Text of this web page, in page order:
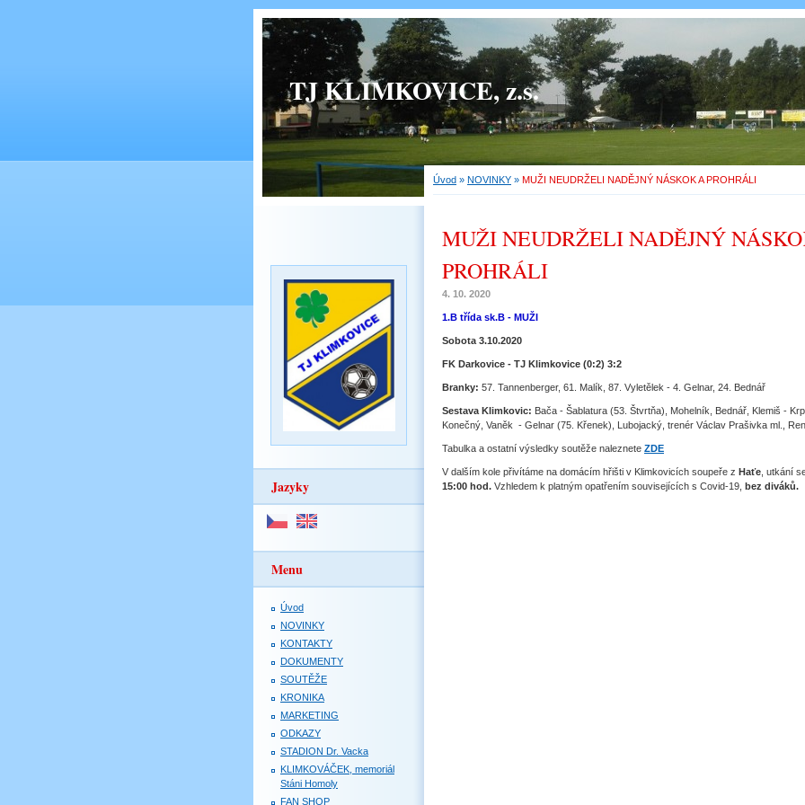
TJ KLIMKOVICE, z.s.
Úvod » NOVINKY » MUŽI NEUDRŽELI NADĚJNÝ NÁSKOK A PROHRÁLI
MUŽI NEUDRŽELI NADĚJNÝ
PROHRÁLI
4. 10. 2020
1.B třída sk.B - MUŽI
Sobota 3.10.2020
FK Darkovice - TJ Klimkovice (0:2) 3:2
Branky: 57. Tannenberger, 61. Malík, 87. Vyletělek - 4. Gelnar, 24. Bednář
Sestava Klimkovic: Bača - Šablatura (53. Štvrtňa), Mohelník, Bednář, Klemiš -
Konečný, Vaněk - Gelnar (75. Křenek), Lubojacký, trenér Václav Prašivka ml.,
Tabulka a ostatní výsledky soutěže naleznete ZDE
V dalším kole přivítáme na domácím hřišti v Klimkovicích soupeře z Haťe , utkání
15:00 hod. Vzhledem k platným opatřením souvisejících s Covid-19, bez diváků.
Jazyky
Menu
Úvod
NOVINKY
KONTAKTY
DOKUMENTY
SOUTĚŽE
KRONIKA
MARKETING
ODKAZY
STADION Dr. Vacka
KLIMKOVÁČEK, memoriál
Stáni Homoly
FAN SHOP